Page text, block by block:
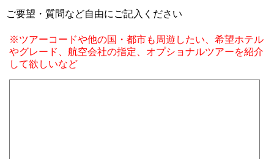
ご要望・質問など自由にご記入ください
※ツアーコードや他の国・都市も周遊したい、希望ホテル
やグレード、航空会社の指定、オプショナルツアーを紹介
して欲しいなど